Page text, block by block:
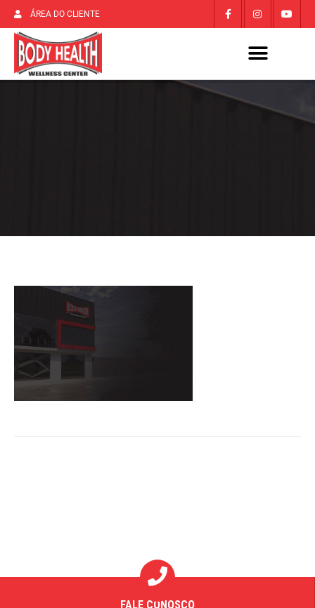
ÁREA DO CLIENTE
FALE CONOSCO